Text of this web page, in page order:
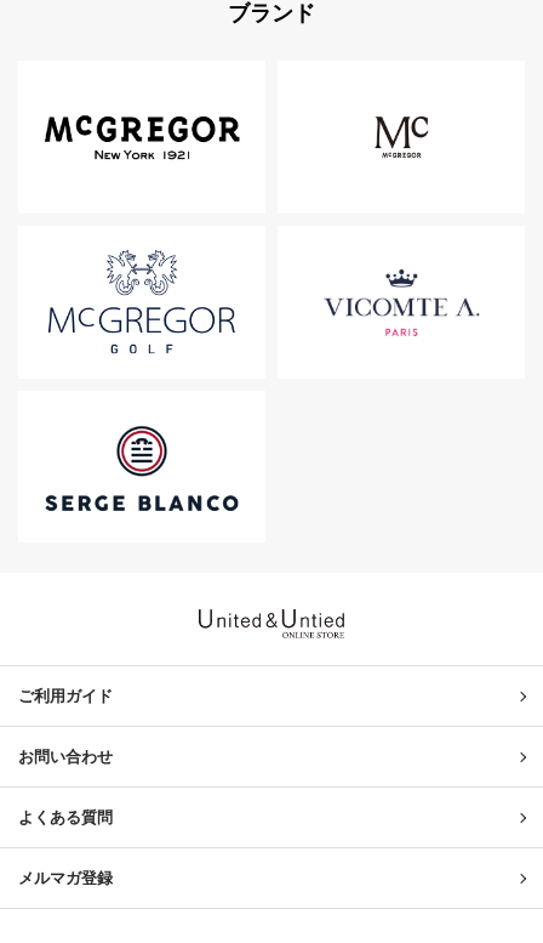
ブランド
ご利用ガイド
お問い合わせ
よくある質問
メルマガ登録